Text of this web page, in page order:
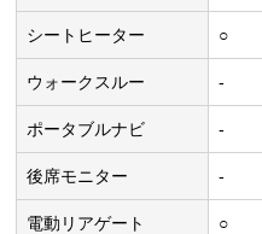
シートヒーター ○
ウォークスルー -
ポータブルナビ -
後席モニター -
電動リアゲート ○